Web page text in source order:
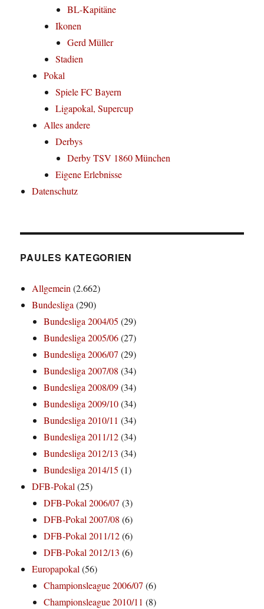
BL-Kapitäne
Ikonen
Gerd Müller
Stadien
Pokal
Spiele FC Bayern
Ligapokal, Supercup
Alles andere
Derbys
Derby TSV 1860 München
Eigene Erlebnisse
Datenschutz
PAULES KATEGORIEN
Allgemein(2.662)
Bundesliga(290)
Bundesliga 2004/05 (29)
Bundesliga 2005/06(27)
Bundesliga 2006/07 (29)
Bundesliga 2007/08 (34)
Bundesliga 2008/09(34)
Bundesliga 2009/10(34)
Bundesliga 2010/11 (34)
Bundesliga 2011/12(34)
Bundesliga 2012/13 (34)
Bundesliga 2014/15 (1)
DFB-Pokal(25)
DFB-Pokal 2006/07 (3)
DFB-Pokal 2007/08 (6)
DFB-Pokal 2011/12(6)
DFB-Pokal 2012/13 (6)
Europapokal(56)
Championsleague 2006/07 (6)
Championsleague 2010/11 (8)